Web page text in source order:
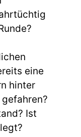
eine
hinter
Ist